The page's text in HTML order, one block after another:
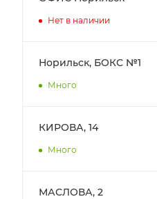
Нет в наличии
Норильск, БОКС №1
Много
КИРОВА, 14
Много
МАСЛОВА, 2